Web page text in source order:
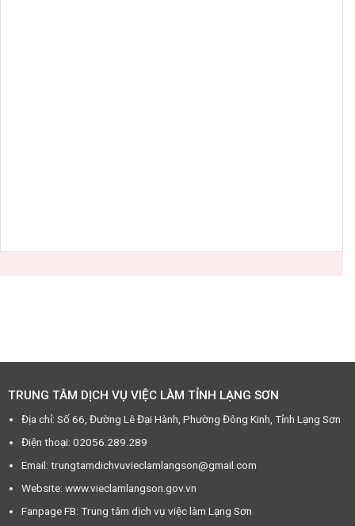
TRUNG TÂM DỊCH VỤ VIỆC LÀM TỈNH LẠNG SƠN
Địa chỉ: Số 66, Đường Lê Đại Hành, Phường Đông Kinh, Tỉnh Lạng Sơn
Điện thoại: 02056.289.289
Email: trungtamdichvuvieclamlangson@gmail.com
Website: www.vieclamlangson.gov.vn
Fanpage FB: Trung tâm dịch vụ việc làm Lạng Sơn